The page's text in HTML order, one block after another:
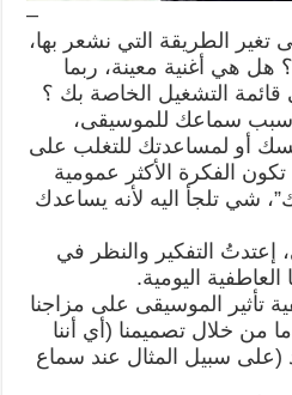
–
الطريقة التي نشعر بها،
هل هي أغنية معينة، ربما
التشغيل الخاصة بك ؟
سبب سماعك للموسيقى،
أو لمساعدتك للتغلب على
الفكرة الأكثر عمومية
شي تلجأ اليه لأنه يساعدك
إعتدتُ التفكير والنظر في
اليومية.
تأثير الموسيقى على مزاجنا
من خلال تصميمنا (أي أننا
سبيل المثال عند سماع